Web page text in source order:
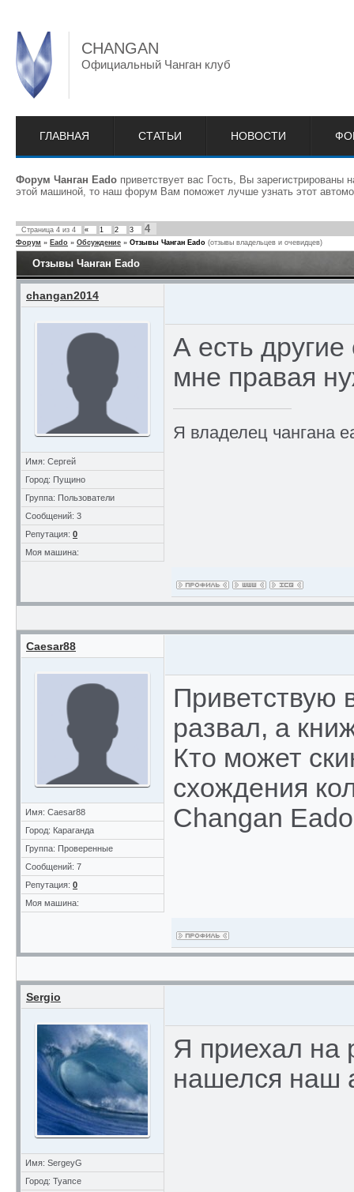
CHANGAN
Официальный Чанган клуб
ГЛАВНАЯ СТАТЬИ НОВОСТИ
Форум Чанган Eado приветствует вас Гость, Вы
этой машиной, то наш форум Вам поможет лучше узнать этот
Страница 4 из 4 « 1 2 3 4
Форум » Eado » Обсуждение » Отзывы Чанган Eado (отзывы владельцев и очевидцев)
Отзывы Чанган Eado
changan2014
Имя: Сергей
Город: Пущино
Группа: Пользователи
Сообщений: 3
Репутация: 0
Моя машина:
А есть
мне правая
Я владелец чангана
Caesar88
Имя: Caesar88
Город: Караганда
Группа: Проверенные
Сообщений: 7
Репутация: 0
Моя машина:
Приветствую
развал, а
Кто может
схождения
Changan
Sergio
Имя: SergeyG
Город: Туапсе
Я приехал на
нашелся наш